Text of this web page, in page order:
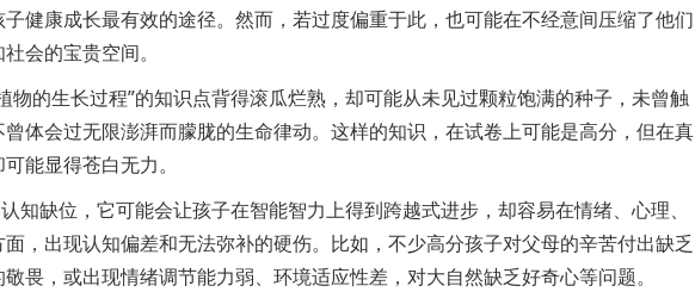
健康成长最有效的途径。然而，若过度偏重于此，也可能在不经意间压缩了他们
会的宝贵空间。
物的生长过程”的知识点背得滚瓜烂熟，却可能从未见过颗粒饱满的种子，未曾触
体会过无限澎湃而朦胧的生命律动。这样的知识，在试卷上可能是高分，但在真
能显得苍白无力。
知缺位，它可能会让孩子在智能智力上得到跨越式进步，却容易在情绪、心理、
，出现认知偏差和无法弥补的硬伤。比如，不少高分孩子对父母的辛苦付出缺乏
畏，或出现情绪调节能力弱、环境适应性差，对大自然缺乏好奇心等问题。